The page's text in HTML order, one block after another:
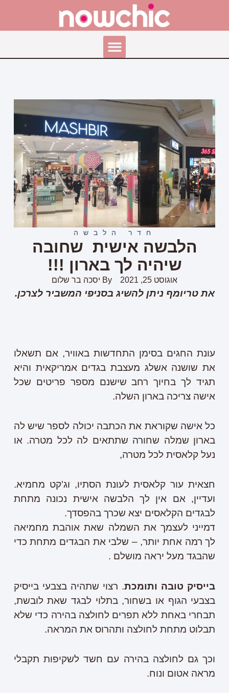
חדר הלבשה
הלבשה אישית שחובה
שיהיה לך בארון !!!
אוגוסט 25, 2021 By יסכה בר שלום
את טריומף ניתן להשיג בסניפי המשביר לצרכן.
עונת החגים בסימן התחדשות באוויר, אם תשאלו
את שושנה אשלג מעצבת בגדים אמריקאית והיא
תגיד לך בחיוך רחב שישנם מספר פריטים שכל
אישה צריכה בארון השלה.
כל אישה שקוראת את הכתבה יכולה לספר שיש לה
בארון שמלה שחורה שתתאים לה לכל מטרה. או
נעל קלאסית לכל מטרה,
חצאית עור קלאסית לעונת הסתיו, וג'קט מחמיא.
ועדיין, אם אין לך הלבשה אישית נכונה מתחת
לבגדים הקלאסים יצא שכרך בהפסדך.
דמייני לעצמך את השמלה שאת אוהבת מחמיאה
לך רמה אחת יותר, – שלבי את הבגדים מתחת כדי
שהבגד מעל יראה מושלם .
בייסיק טובה ותומכת. רצוי שתהיה בצבעי בייסיק
בצבעי הגוף או בשחור, בתלוי לבגד שאת לובשת,
תבחרי באחת ללא תפרים לחולצה בהירה כדי שלא
תבלוט מתחת לחולצה ותהרוס את המראה.
וכך גם לחולצה בהירה עם חשד לשקיפות תקבלי
מראה אטום ונוח.